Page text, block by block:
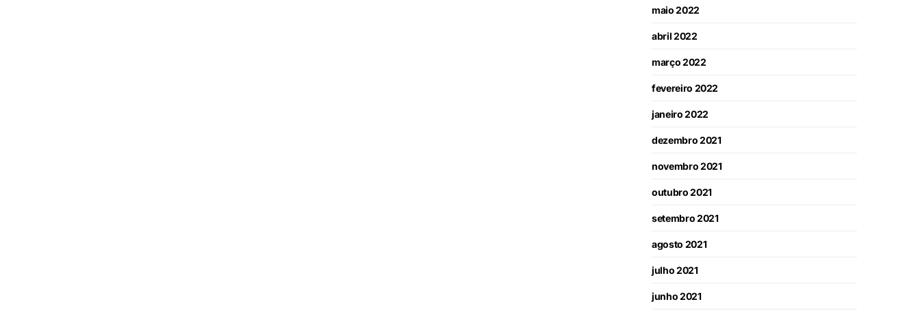
maio 2022
abril 2022
março 2022
fevereiro 2022
janeiro 2022
dezembro 2021
novembro 2021
outubro 2021
setembro 2021
agosto 2021
julho 2021
junho 2021